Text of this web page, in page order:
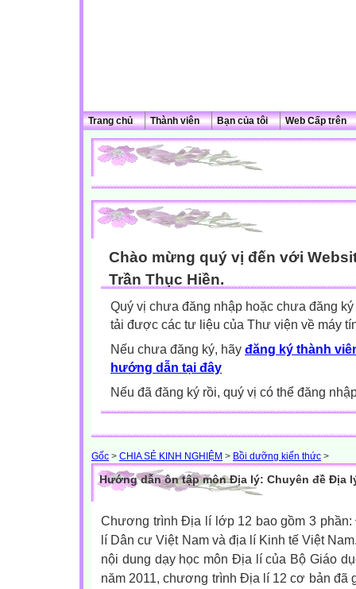
Trang chủ Thành viên Bạn của tôi Web Cấp trên
Chào mừng quý vị đến với
Trần Thục Hiền.
Quý vị chưa đăng nhập hoặc chưa đăng
tải được các tư liệu của Thư viện về máy
Nếu chưa đăng ký, hãy đăng ký thành
hướng dẫn tại đây
Nếu đã đăng ký rồi, quý vị có thể đăng
Gốc > CHIA SẺ KINH NGHIỆM > Bồi dưỡng kiến thức >
Hướng dẫn ôn tập môn Địa lý: Chuyên đề Địa
Chương trình Địa lí lớp 12 bao gồm 3
lí Dân cư Việt Nam và địa lí Kinh tế Việt
nội dung dạy học môn Địa lí của Bộ Giáo
năm 2011, chương trình Địa lí 12 cơ bản đã